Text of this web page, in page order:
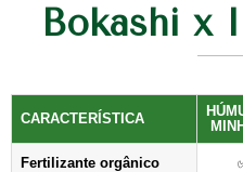
Bokashi x
CARACTERÍSTICA
Fertilizante orgânico